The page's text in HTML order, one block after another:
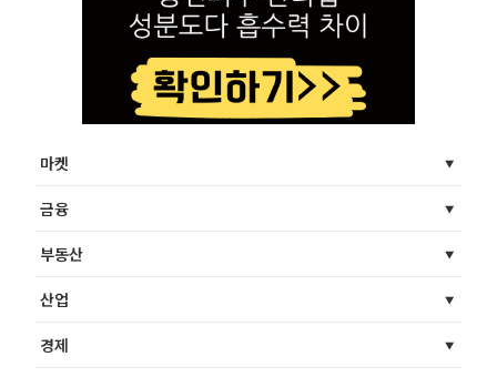
마켓
금융
부동산
산업
경제